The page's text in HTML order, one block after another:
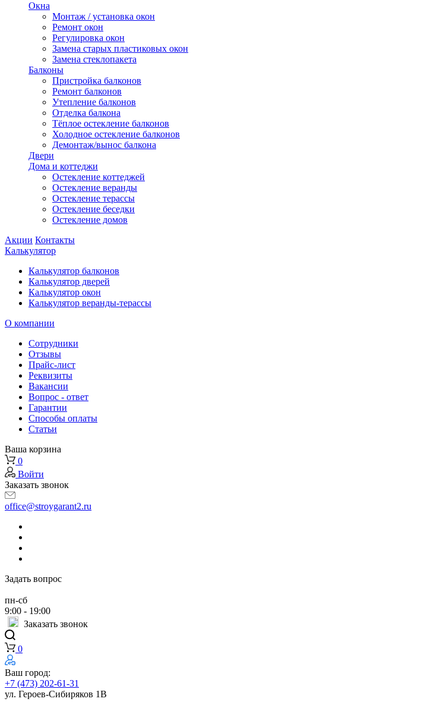
Окна
Монтаж / установка окон
Ремонт окон
Регулировка окон
Замена старых пластиковых окон
Замена стеклопакета
Балконы
Пристройка балконов
Ремонт балконов
Утепление балконов
Отделка балкона
Тёплое остекление балконов
Холодное остекление балконов
Демонтаж/вынос балкона
Двери
Дома и коттеджи
Остекление коттеджей
Остекление веранды
Остекление терассы
Остекление беседки
Остекление домов
Акции Контакты
Калькулятор
Калькулятор балконов
Калькулятор дверей
Калькулятор окон
Калькулятор веранды-терассы
О компании
Сотрудники
Отзывы
Прайс-лист
Реквизиты
Вакансии
Вопрос - ответ
Гарантии
Способы оплаты
Статьи
Ваша корзина
0
Войти
Заказать звонок
office@stroygarant2.ru
Задать вопрос
пн-сб
9:00 - 19:00
Заказать звонок
0
Ваш город:
+7 (473) 202-61-31
ул. Героев-Сибиряков 1В